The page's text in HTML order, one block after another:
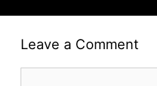
Leave a Comment